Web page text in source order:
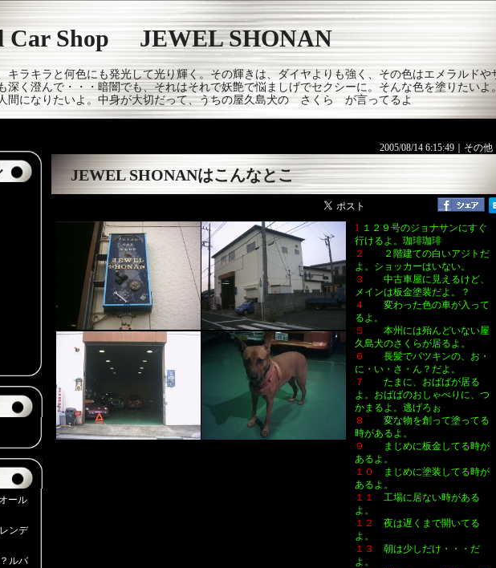
Car Shop JEWEL SHONAN
キラキラと何色にも発光して光り輝く。その輝きは、ダイヤよりも強く、その色はエメラルドや
深く澄んで・・・暗闇でも、それはそれで妖艶で悩ましげでセクシーに。そんな色を塗りたいよ
間になりたいよ。中身が大切だって、うちの屋久島犬の さくら が言ってるよ
ール
ンデ
ルバ
2005/08/14 6:15:49｜ その他
JEWEL SHONANはこんなとこ
1 １２９号のジョナサンにすぐ
行けるよ。珈琲珈琲
２
２階建ての白いアジトだ
よ。ショッカーはいない。
３
中古車屋に見えるけど、
メインは板金塗装だよ。？
４
変わった色の車が入って
るよ。
５
本州には殆んどいない屋
久島犬のさくらが居るよ。
６
長髪でパツキンの、お・
に・い・さ・ん？だよ。
７
たまに、おばばが居る
よ。おばばのおしゃべりに、つ
かまるよ。逃げろぉ
８
変な物を創って塗ってる
時があるよ。
９
まじめに板金してる時が
あるよ。
１０
まじめに塗装してる時が
あるよ。
１１
工場に居ない時がある
よ。
１２
夜は遅くまで開いてる
よ。
１３
朝は少しだけ・・・だ
よ。